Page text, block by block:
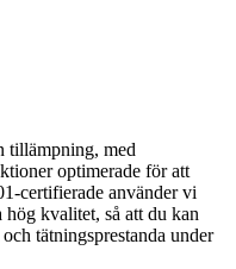
tillämpning, med
optimerade för att
certifierade använder vi
hög kvalitet, så att du kan
tätningsprestanda under